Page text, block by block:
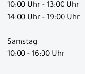
10:00 Uhr - 13:00 Uhr
14:00 Uhr - 19:00 Uhr
Samstag
10:00 - 16:00 Uhr